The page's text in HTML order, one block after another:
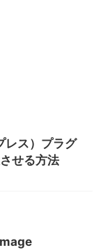
ス）プラグ
せる方法